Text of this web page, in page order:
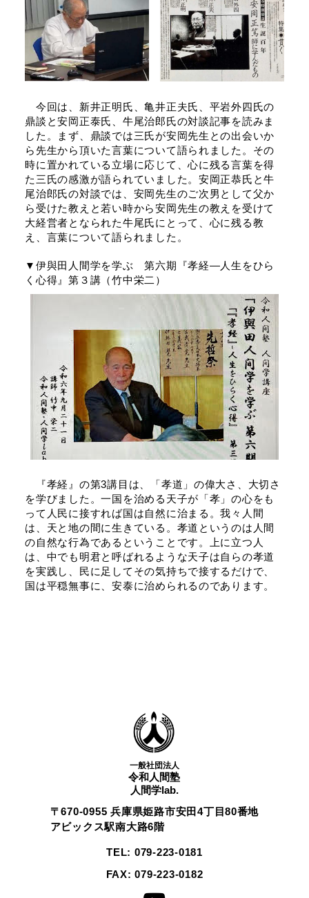
今回は、新井正明氏、亀井正夫氏、平岩外四氏の
鼎談と安岡正泰氏、牛尾治郎氏の対談記事を読みま
した。まず、鼎談では三氏が安岡先生との出会いか
ら先生から頂いた言葉について語られました。その
時に置かれている立場に応じて、心に残る言葉を得
た三氏の感激が語られていました。安岡正恭氏と牛
尾治郎氏の対談では、安岡先生のご次男として父か
ら受けた教えと若い時から安岡先生の教えを受けて
大経営者となられた牛尾氏にとって、心に残る教
え、言葉について語られました。
▼伊與田人間学を学ぶ 第六期『孝経―人生をひら
く心得』第３講（竹中栄二）
『孝経』の第3講目は、「孝道」の偉大さ、大切さ
を学びました。一国を治める天子が「孝」の心をも
って人民に接すれば国は自然に治まる。我々人間
は、天と地の間に生きている。孝道というのは人間
の自然な行為であるということです。上に立つ人
は、中でも明君と呼ばれるような天子は自らの孝道
を実践し、民に足してその気持ちで接するだけで、
国は平穏無事に、安泰に治められるのであります。
一般社団法人
令和人間塾
人間学lab.
〒670-0955 兵庫県姫路市安田4丁目80番地
アビックス駅南大路6階
TEL: 079-223-0181
FAX: 079-223-0182